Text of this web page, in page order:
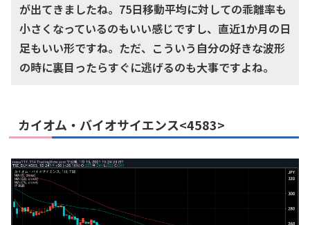
が出てきましたね。75日移動平均に対しての乖離率も
小さくなっているのもいい感じですし、直近1か月の日
足もいい形ですね。ただ、こういう自分の好きな波形
の時に裏目ったらすぐに逃げるのも大事ですよね。
カイオム・バイオサイエンス<4583>